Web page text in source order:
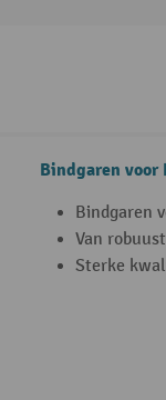
Bindgaren voor
Bindgaren
Van
Sterke